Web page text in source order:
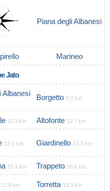
Piana degli Albanesi
Marineo
Jato
Albanesi Borgetto 9.2 km
11.3 km Altofonte 12.7 km
13.2 km Giardinello 13.3 km
15.4 km Trappeto 16.8 km
17.9 km Torretta 18.3 km